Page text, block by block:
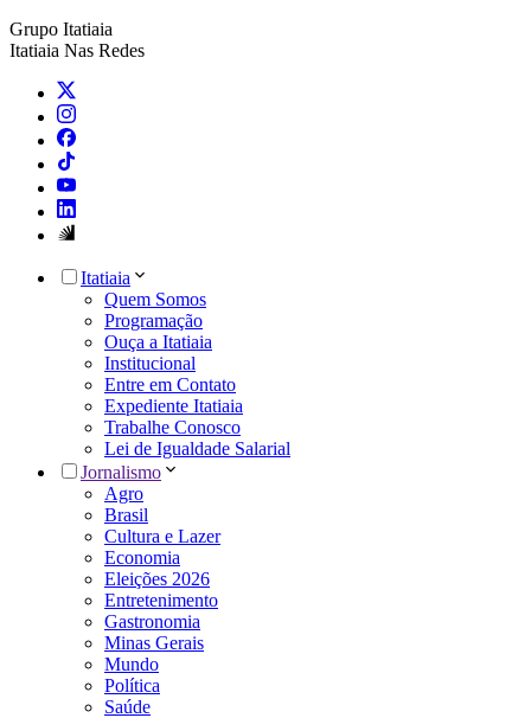
Grupo Itatiaia
Itatiaia Nas Redes
Itatiaia
Quem Somos
Programação
Ouça a Itatiaia
Institucional
Entre em Contato
Expediente Itatiaia
Trabalhe Conosco
Lei de Igualdade Salarial
Jornalismo
Agro
Brasil
Cultura e Lazer
Economia
Eleições 2026
Entretenimento
Gastronomia
Minas Gerais
Mundo
Política
Saúde